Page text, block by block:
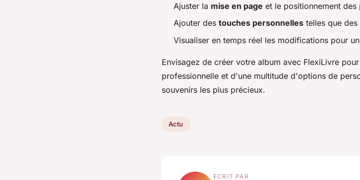
Ajuster la mise en page et le positionnement des
Ajouter des touches personnelles telles que
Visualiser en temps réel les modifications pour
Envisagez de créer votre album avec FlexiLivre
professionnelle et d'une multitude d'options de
souvenirs les plus précieux.
Actu
ECRIT PAR